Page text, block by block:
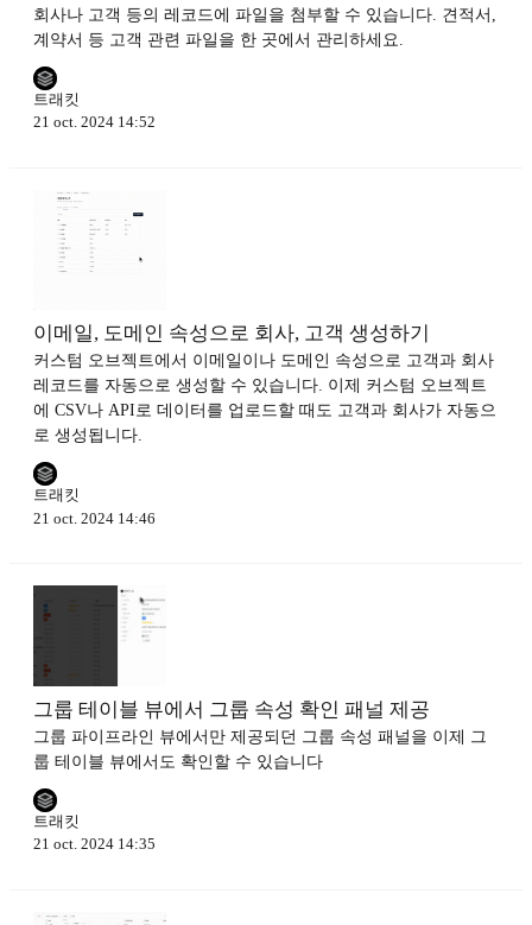
회사나 고객 등의 레코드에 파일을 첨부할 수 있습니다. 견적서,
계약서 등 고객 관련 파일을 한 곳에서 관리하세요.
트래킷
21 oct. 2024 14:52
이메일, 도메인 속성으로 회사, 고객 생성하기
커스텀 오브젝트에서 이메일이나 도메인 속성으로 고객과 회사
레코드를 자동으로 생성할 수 있습니다. 이제 커스텀 오브젝트
에 CSV나 API로 데이터를 업로드할 때도 고객과 회사가 자동으
로 생성됩니다.
트래킷
21 oct. 2024 14:46
그룹 테이블 뷰에서 그룹 속성 확인 패널 제공
그룹 파이프라인 뷰에서만 제공되던 그룹 속성 패널을 이제 그
룹 테이블 뷰에서도 확인할 수 있습니다
트래킷
21 oct. 2024 14:35